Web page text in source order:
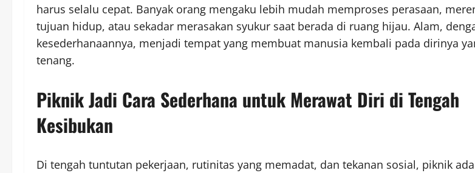
harus selalu cepat. Banyak orang mengaku lebih mudah memproses perasaan,
tujuan hidup, atau sekadar merasakan syukur saat berada di ruang hijau. Alam,
kesederhanaannya, menjadi tempat yang membuat manusia kembali pada dirinya
tenang.
Piknik Jadi Cara Sederhana untuk Merawat Diri di Tengah
Kesibukan
Di tengah tuntutan pekerjaan, rutinitas yang memadat, dan tekanan sosial, piknik